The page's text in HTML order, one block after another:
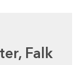
Falk